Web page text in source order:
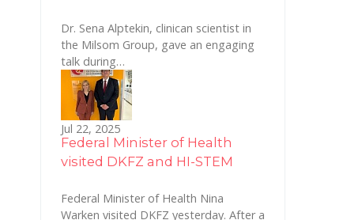
Dr. Sena Alptekin, clinican scientist in
the Milsom Group, gave an engaging
talk during…
Jul 22, 2025
Federal Minister of Health
visited DKFZ and HI-STEM
Federal Minister of Health Nina
Warken visited DKFZ yesterday. After a